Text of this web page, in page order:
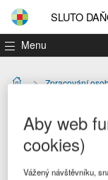
SLUTO
Menu
Zpracování
údajů
Aby web
cookies)
Vážený návštěvníku,